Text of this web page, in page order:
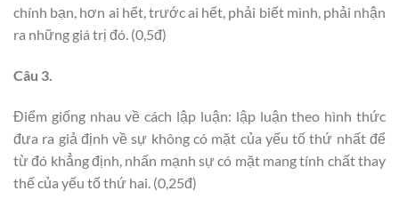
chính bạn, hơn ai hết, trước ai hết, phải biết mình, phải nhận
ra những giá trị đó. (0,5đ)
Câu 3.
Điểm giống nhau về cách lập luận: lập luận theo hình thức
đưa ra giả định về sự không có mặt của yếu tố thứ nhất để
từ đó khẳng định, nhấn mạnh sự có mặt mang tính chất thay
thế của yếu tố thứ hai. (0,25đ)